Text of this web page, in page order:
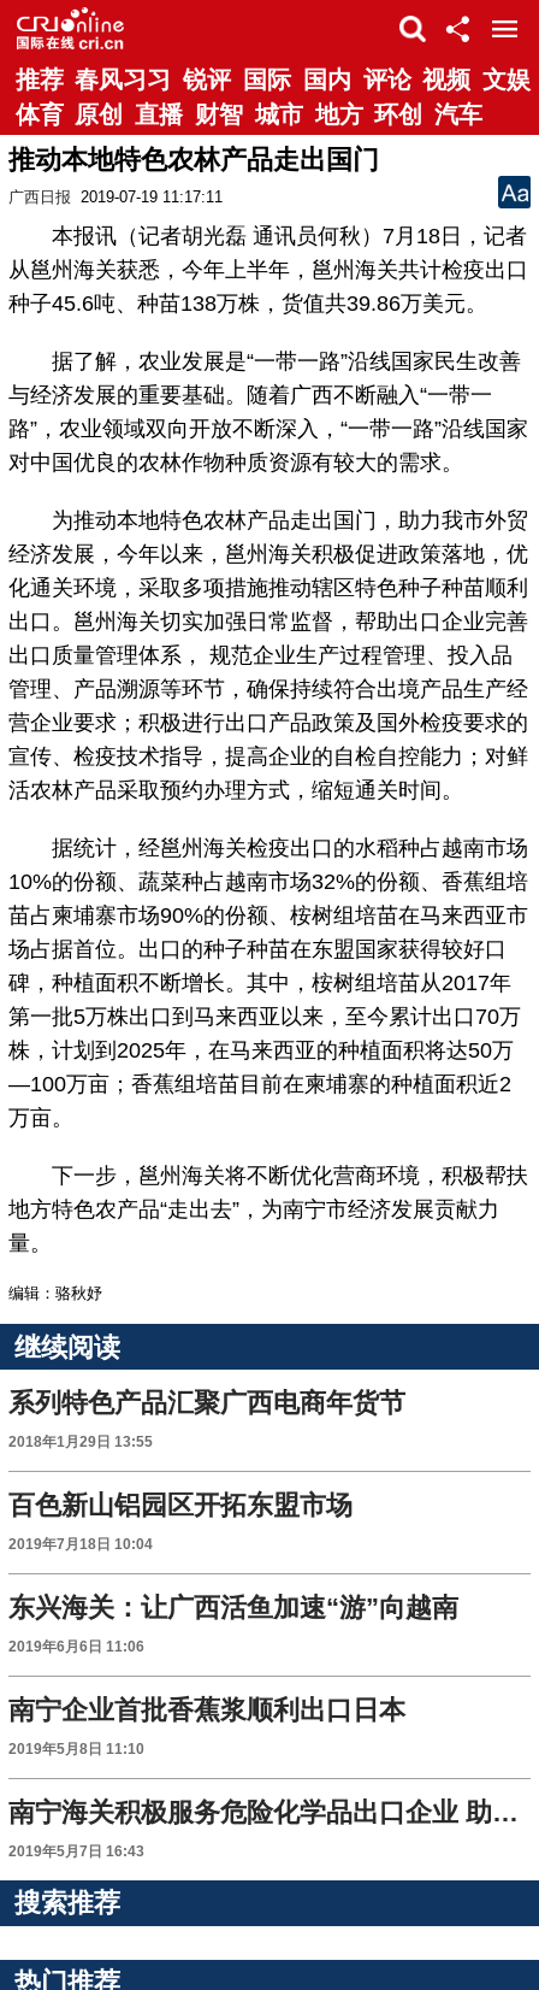
推荐 春风习习 锐评 国际 国内 评论 视频 文娱
体育 原创 直播 财智 城市 地方 环创 汽车
推动本地特色农林产品走出国门
广西日报 2019-07-19 11:17:11
本报讯（记者胡光磊 通讯员何秋）7月18日，记者
从邕州海关获悉，今年上半年，邕州海关共计检疫出口
种子45.6吨、种苗138万株，货值共39.86万美元。
据了解，农业发展是“一带一路”沿线国家民生改善
与经济发展的重要基础。随着广西不断融入“一带一
路”，农业领域双向开放不断深入，“一带一路”沿线国家
对中国优良的农林作物种质资源有较大的需求。
为推动本地特色农林产品走出国门，助力我市外贸
经济发展，今年以来，邕州海关积极促进政策落地，优
化通关环境，采取多项措施推动辖区特色种子种苗顺利
出口。邕州海关切实加强日常监督，帮助出口企业完善
出口质量管理体系， 规范企业生产过程管理、投入品
管理、产品溯源等环节，确保持续符合出境产品生产经
营企业要求；积极进行出口产品政策及国外检疫要求的
宣传、检疫技术指导，提高企业的自检自控能力；对鲜
活农林产品采取预约办理方式，缩短通关时间。
据统计，经邕州海关检疫出口的水稻种占越南市场
10%的份额、蔬菜种占越南市场32%的份额、香蕉组培
苗占柬埔寨市场90%的份额、桉树组培苗在马来西亚市
场占据首位。出口的种子种苗在东盟国家获得较好口
碑，种植面积不断增长。其中，桉树组培苗从2017年
第一批5万株出口到马来西亚以来，至今累计出口70万
株，计划到2025年，在马来西亚的种植面积将达50万
—100万亩；香蕉组培苗目前在柬埔寨的种植面积近2
万亩。
下一步，邕州海关将不断优化营商环境，积极帮扶
地方特色农产品“走出去”，为南宁市经济发展贡献力
量。
编辑：骆秋妤
继续阅读
系列特色产品汇聚广西电商年货节
2018年1月29日 13:55
百色新山铝园区开拓东盟市场
2019年7月18日 10:04
东兴海关：让广西活鱼加速“游”向越南
2019年6月6日 11:06
南宁企业首批香蕉浆顺利出口日本
2019年5月8日 11:10
南宁海关积极服务危险化学品出口企业 助力消除安全隐患
2019年5月7日 16:43
搜索推荐
热门推荐